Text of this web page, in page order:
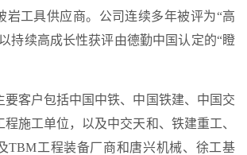
岩工具供应商。公司连续多年被评为“高
持续高成长性获评由德勤中国认定的“瞪
要客户包括中国中铁、中国铁建、中国交
施工单位，以及中交天和、铁建重工、
TBM工程装备厂商和唐兴机械、徐工基